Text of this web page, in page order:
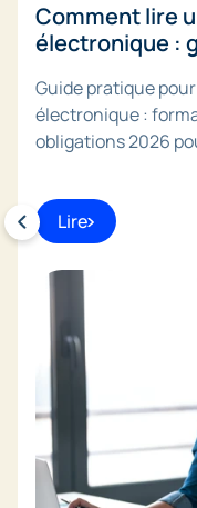
Comment lire
électronique :
Guide pratique
électronique :
obligations 2026
Lire